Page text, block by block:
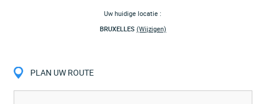
Uw huidige locatie :
BRUXELLES (Wijzigen)
PLAN UW ROUTE